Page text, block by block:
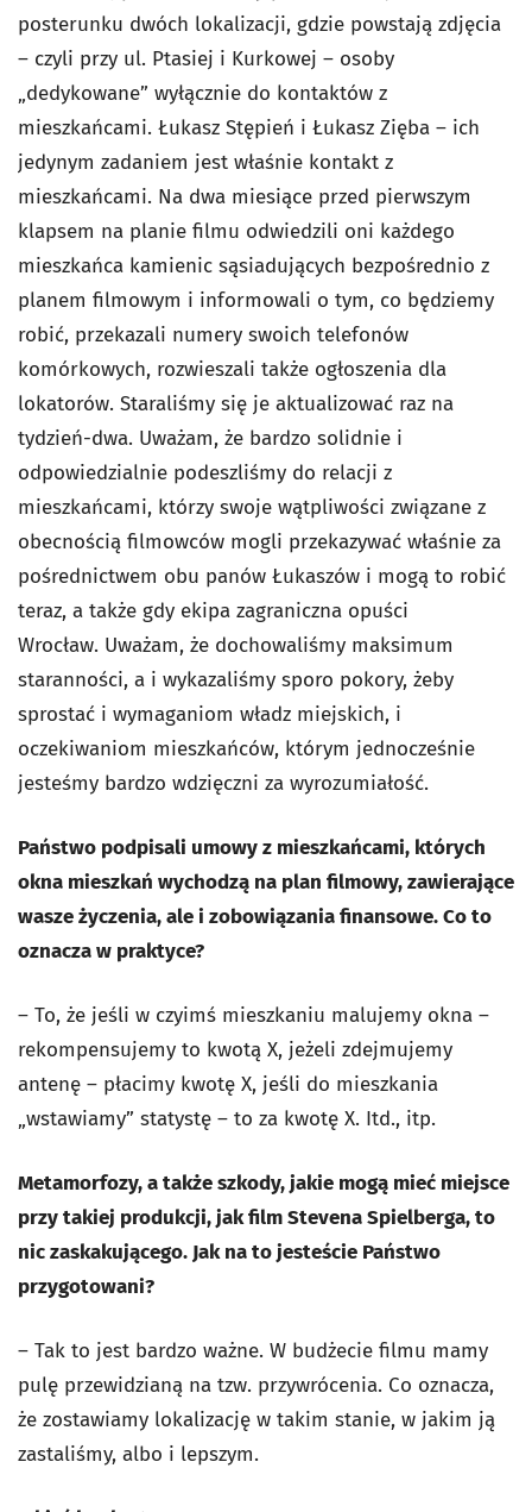
posterunku dwóch lokalizacji, gdzie powstają zdjęcia
– czyli przy ul. Ptasiej i Kurkowej – osoby
„dedykowane” wyłącznie do kontaktów z
mieszkańcami. Łukasz Stępień i Łukasz Zięba – ich
jedynym zadaniem jest właśnie kontakt z
mieszkańcami. Na dwa miesiące przed pierwszym
klapsem na planie filmu odwiedzili oni każdego
mieszkańca kamienic sąsiadujących bezpośrednio z
planem filmowym i informowali o tym, co będziemy
robić, przekazali numery swoich telefonów
komórkowych, rozwieszali także ogłoszenia dla
lokatorów. Staraliśmy się je aktualizować raz na
tydzień-dwa. Uważam, że bardzo solidnie i
odpowiedzialnie podeszliśmy do relacji z
mieszkańcami, którzy swoje wątpliwości związane z
obecnością filmowców mogli przekazywać właśnie za
pośrednictwem obu panów Łukaszów i mogą to robić
teraz, a także gdy ekipa zagraniczna opuści
Wrocław. Uważam, że dochowaliśmy maksimum
staranności, a i wykazaliśmy sporo pokory, żeby
sprostać i wymaganiom władz miejskich, i
oczekiwaniom mieszkańców, którym jednocześnie
jesteśmy bardzo wdzięczni za wyrozumiałość.
Państwo podpisali umowy z mieszkańcami, których
okna mieszkań wychodzą na plan filmowy, zawierające
wasze życzenia, ale i zobowiązania finansowe. Co to
oznacza w praktyce?
– To, że jeśli w czyimś mieszkaniu malujemy okna –
rekompensujemy to kwotą X, jeżeli zdejmujemy
antenę – płacimy kwotę X, jeśli do mieszkania
„wstawiamy” statystę – to za kwotę X. Itd., itp.
Metamorfozy, a także szkody, jakie mogą mieć miejsce
przy takiej produkcji, jak film Stevena Spielberga, to
nic zaskakującego. Jak na to jesteście Państwo
przygotowani?
– Tak to jest bardzo ważne. W budżecie filmu mamy
pulę przewidzianą na tzw. przywrócenia. Co oznacza,
że zostawiamy lokalizację w takim stanie, w jakim ją
zastaliśmy, albo i lepszym.